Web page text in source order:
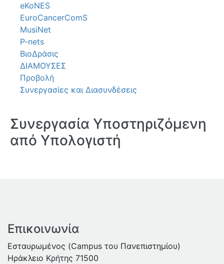
eKoNES
EuroCancerComS
MusiNet
P-nets
ΒιοΔράσις
ΔΙΑΜΟΥΣΕΣ
Προβολή
Συνεργασίες και Διασυνδέσεις
Συνεργασία Υποστηριζόμενη
από Υπολογιστή
Επικοινωνία
Εσταυρωμένος (Campus του Πανεπιστημίου)
Ηράκλειο Κρήτης 71500